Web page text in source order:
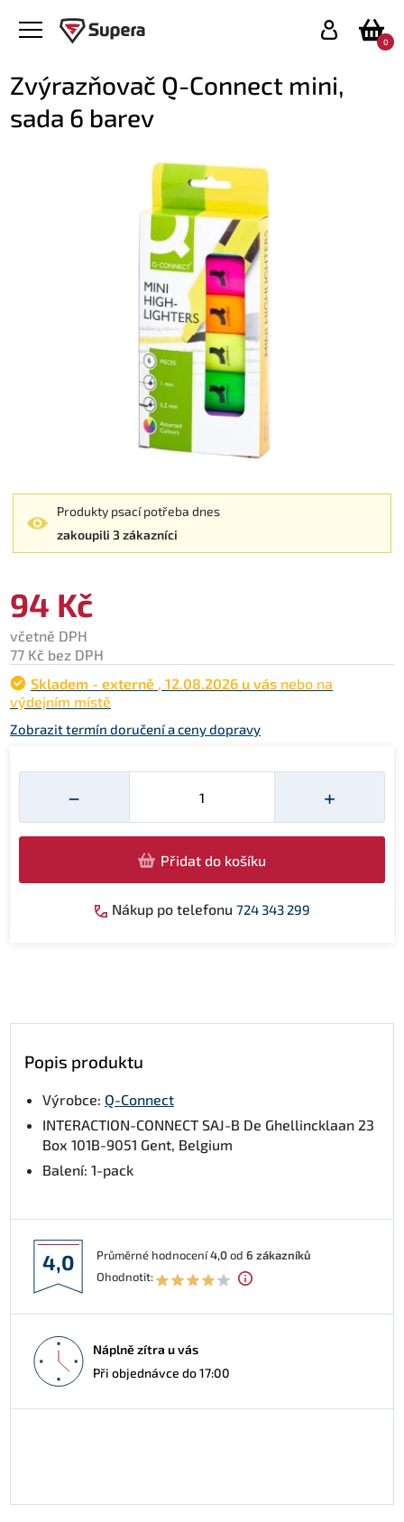
0
Zvýrazňovač Q-Connect mini,
sada 6 barev
Produkty psací potřeba dnes
zakoupili 3 zákazníci
94 Kč
včetně DPH
77 Kč bez DPH
Skladem - externě , 12.08.2026 u vás nebo na
výdejním místě
Zobrazit termín doručení a ceny dopravy
−
Množství
+
Přidat do košíku
Nákup po telefonu 724 343 299
Popis produktu
Výrobce: Q-Connect
INTERACTION-CONNECT SAJ-B De Ghellincklaan 23
Box 101B-9051 Gent, Belgium
Balení: 1-pack
4,0 Průměrné hodnocení4,0od 6 zákazníků
Ohodnotit:
Náplně zítra u vás
Při objednávce do 17:00